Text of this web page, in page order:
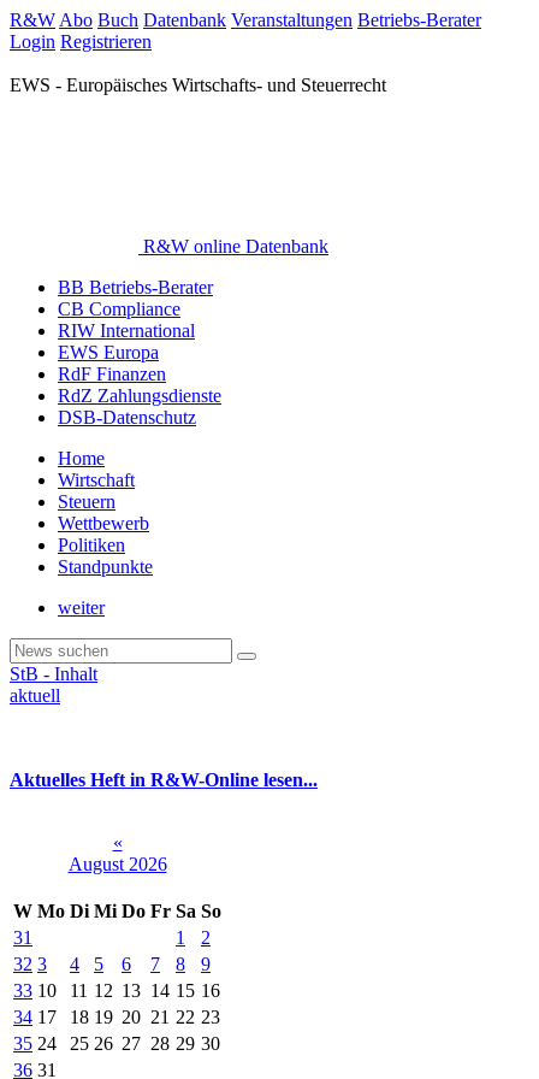
R&W Abo Buch Datenbank Veranstaltungen Betriebs-Berater
Login Registrieren
EWS - Europäisches Wirtschafts- und Steuerrecht
R&W online Datenbank
BB Betriebs-Berater
CB Compliance
RIW International
EWS Europa
RdF Finanzen
RdZ Zahlungsdienste
DSB-Datenschutz
Home
Wirtschaft
Steuern
Wettbewerb
Politiken
Standpunkte
weiter
StB - Inhalt
aktuell
Aktuelles Heft in R&W-Online lesen...
«
August 2026
W Mo Di Mi Do Fr Sa So
31
1
2
32 3 4 5 6 7 8
9
33 10 11 12 13 14 15 16
34 17 18 19 20 21 22 23
35 24 25 26 27 28 29 30
36 31